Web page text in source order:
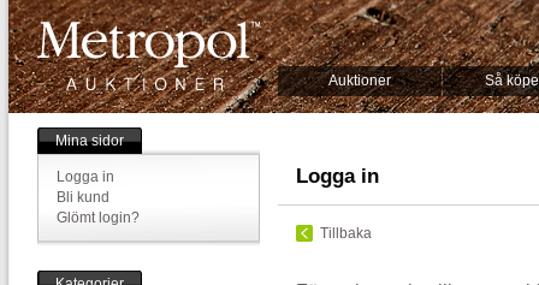
Auktioner Så
Mina sidor
Logga in
Bli kund
Glömt login?
Logga in
Tillbaka